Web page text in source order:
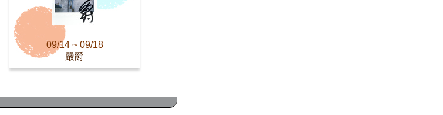
09/14 ~ 09/18
嚴爵